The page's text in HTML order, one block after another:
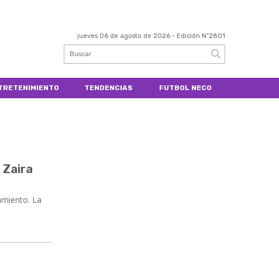
jueves 06 de agosto de 2026 - Edición Nº2801
TENDENCIAS FUTBOL NECO
Zaira
La